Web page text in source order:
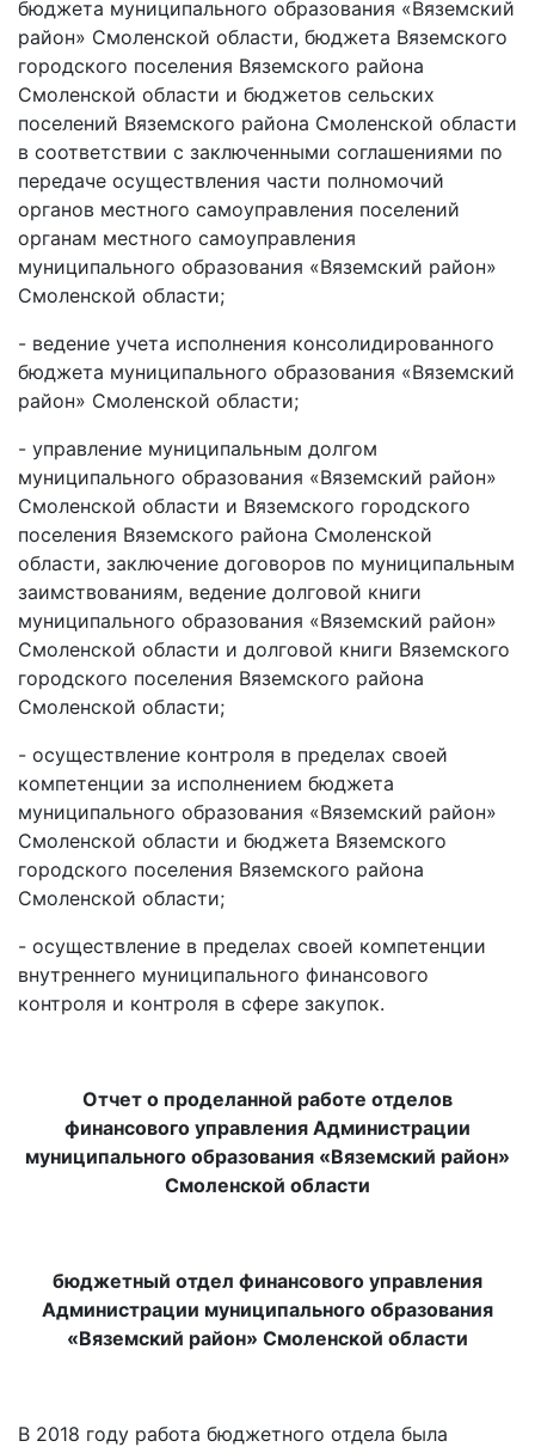
бюджета муниципального образования «Вяземский
район» Смоленской области, бюджета Вяземского
городского поселения Вяземского района
Смоленской области и бюджетов сельских
поселений Вяземского района Смоленской области
в соответствии с заключенными соглашениями по
передаче осуществления части полномочий
органов местного самоуправления поселений
органам местного самоуправления
муниципального образования «Вяземский район»
Смоленской области;
- ведение учета исполнения консолидированного
бюджета муниципального образования «Вяземский
район» Смоленской области;
- управление муниципальным долгом
муниципального образования «Вяземский район»
Смоленской области и Вяземского городского
поселения Вяземского района Смоленской
области, заключение договоров по муниципальным
заимствованиям, ведение долговой книги
муниципального образования «Вяземский район»
Смоленской области и долговой книги Вяземского
городского поселения Вяземского района
Смоленской области;
- осуществление контроля в пределах своей
компетенции за исполнением бюджета
муниципального образования «Вяземский район»
Смоленской области и бюджета Вяземского
городского поселения Вяземского района
Смоленской области;
- осуществление в пределах своей компетенции
внутреннего муниципального финансового
контроля и контроля в сфере закупок.
Отчет о проделанной работе отделов
финансового управления Администрации
муниципального образования «Вяземский район»
Смоленской области
бюджетный отдел финансового управления
Администрации муниципального образования
«Вяземский район» Смоленской области
В 2018 году работа бюджетного отдела была